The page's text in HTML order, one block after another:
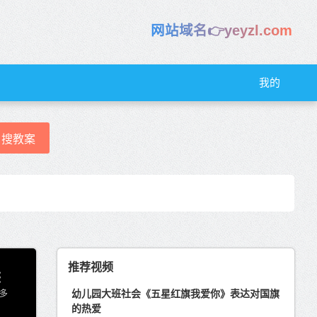
网站域名👉yeyzl.com
我的
搜教案
推荐视频
幼儿园大班社会《五星红旗我爱你》表达对国旗
的热爱